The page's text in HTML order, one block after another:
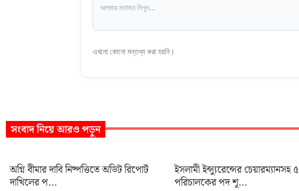
এখনো কোনো মন্তব্য করা হয়নি।
সংবাদনিয়ে আরও পড়ুন
অগ্নি বীমার দাবি নিষ্পত্তিতে অডিট রিপোর্ট
দাখিলের প...
ইসলামী ইন্স্যুরেন্সের চেয়ারম্যানসহ ৫
পরিচালকের পদ শূ...